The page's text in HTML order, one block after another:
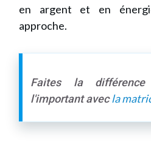
en argent et en
approche.
Faites la
l'important avecla